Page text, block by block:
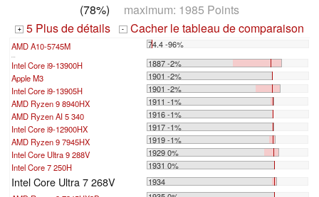
(78%) maximum: 1985 Points
+ 5 Plus de détails - Cacher le tableau de comparaison
AMD A10-5745M 74.4 -96%
Intel Core i9-13900H
1887 -2%
Apple M3
1901 -2%
Intel Core i9-13905H
1901 -2%
AMD Ryzen 9 8940HX
1911 -1%
AMD Ryzen AI 5 340
1916 -1%
Intel Core i9-12900HX
1917 -1%
AMD Ryzen 9 7945HX
1919 -1%
Intel Core Ultra 9 288V
1929 0%
Intel Core 7 250H
1931 0%
Intel Core Ultra 7 268V
1934